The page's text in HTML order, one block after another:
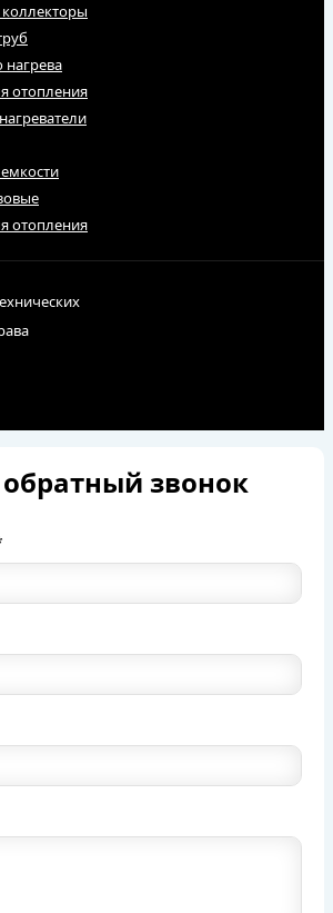
нагрева
отопления
отопления
звонок